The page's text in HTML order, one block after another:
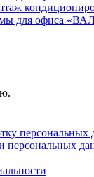
для офиса
персональных
персональных